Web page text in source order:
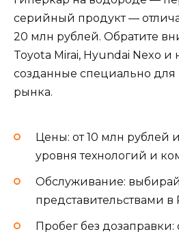
серийный продукт —
20 млн рублей. Обратите
Toyota Mirai, Hyundai Nexo
созданные специально для
рынка.
Цены: от 10 млн рублей
уровня технологий и
Обслуживание:
представительствами в
Пробег без